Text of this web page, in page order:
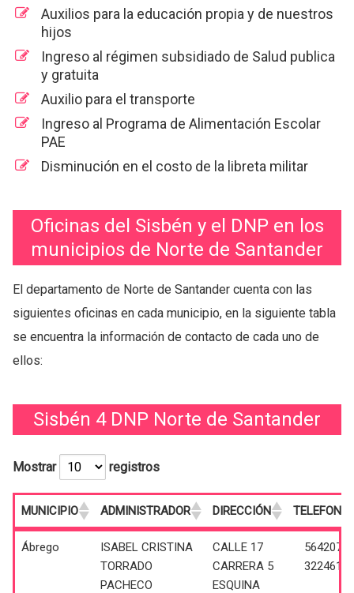
Auxilios para la educación propia y de nuestros
hijos
Ingreso al régimen subsidiado de Salud publica
y gratuita
Auxilio para el transporte
Ingreso al Programa de Alimentación Escolar
PAE
Disminución en el costo de la libreta militar
Oficinas del Sisbén y el DNP en los
municipios de Norte de Santander
El departamento de Norte de Santander cuenta con las
siguientes oficinas en cada municipio, en la siguiente tabla
se encuentra la información de contacto de cada uno de
ellos:
Sisbén 4 DNP Norte de Santander
Mostrar registros
MUNICIPIO ADMINISTRADOR DIRECCIÓN TELEFONO
MUNICIPIO ADMINISTRADOR DIRECCIÓN
Ábrego
ISABEL CRISTINA
TORRADO
PACHECO
CALLE 17
CARRERA 5
ESQUINA
5642072